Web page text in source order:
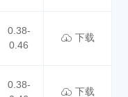
0.38-
0.46
下载
0.38-
下载